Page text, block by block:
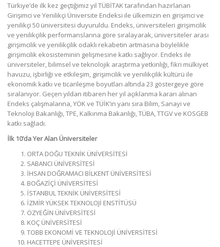
Türkiye’de ilk kez geçtiğimiz yıl TÜBİTAK tarafından hazırlanan
Girişimci ve Yenilikçi Üniversite Endeksi ile ülkemizin en girişimci ve
yenilikçi 50 üniversitesi duyuruldu. Endeks, üniversiteleri girişimcilik
ve yenilikçilik performanslarına göre sıralayarak, üniversiteler arası
girişimcilik ve yenilikçilik odaklı rekabetin artmasına böylelikle
girişimcilik ekosisteminin gelişmesine katkı sağlıyor. Endeks ile
üniversiteler, bilimsel ve teknolojik araştırma yetkinliği, fikri mülkiyet
havuzu, işbirliği ve etkileşim, girişimcilik ve yenilikçilik kültürü ile
ekonomik katkı ve ticarileşme boyutları altında 23 göstergeye göre
sıralanıyor. Geçen yıldan itibaren her yıl açıklanma kararı alınan
Endeks çalışmalarına, YÖK ve TÜİK’in yanı sıra Bilim, Sanayi ve
Teknoloji Bakanlığı, TPE, Kalkınma Bakanlığı, TÜBA, TTGV ve KOSGEB
katkı sağladı.
İlk 10’da Yer Alan Üniversiteler
ORTA DOĞU TEKNİK ÜNİVERSİTESİ
SABANCI ÜNİVERSİTESİ
İHSAN DOĞRAMACI BİLKENT ÜNİVERSİTESİ
BOĞAZİÇİ ÜNİVERSİTESİ
İSTANBUL TEKNİK ÜNİVERSİTESİ
İZMİR YÜKSEK TEKNOLOJİ ENSTİTÜSÜ
ÖZYEĞİN ÜNİVERSİTESİ
KOÇ ÜNİVERSİTESİ
TOBB EKONOMİ VE TEKNOLOJİ ÜNİVERSİTESİ
HACETTEPE ÜNİVERSİTESİ